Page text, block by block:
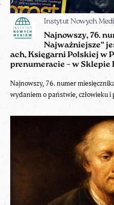
Instytut Nowych
Najnowszy, 76.
Najważniejsze”
ach, Księgarni Polskiej w
prenumeracie – w Sklepie
Najnowszy, 76. numer
wydaniem o państwie, człowieku i